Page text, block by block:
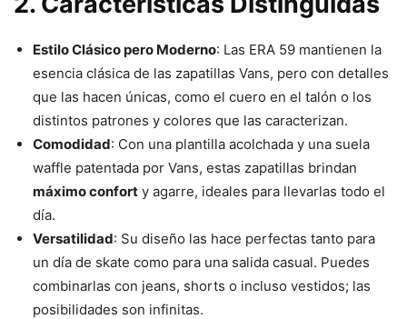
Estilo Clásico pero Moderno: Las ERA 59 mantienen la
esencia clásica de las zapatillas Vans, pero con detalles
que las hacen únicas, como el cuero en el talón o los
distintos patrones y colores que las caracterizan.
Comodidad: Con una plantilla acolchada y una suela
waffle patentada por Vans, estas zapatillas brindan
máximo confort y agarre, ideales para llevarlas todo el
día.
Versatilidad: Su diseño las hace perfectas tanto para
un día de skate como para una salida casual. Puedes
combinarlas con jeans, shorts o incluso vestidos; las
posibilidades son infinitas.